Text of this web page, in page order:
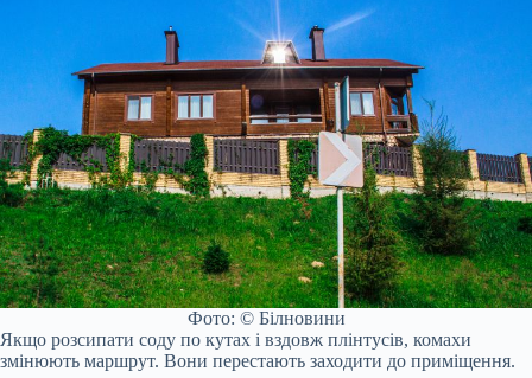
Фото: © Білновини
Якщо розсипати соду по кутах і вздовж плінтусів, комахи
змінюють маршрут. Вони перестають заходити до приміщення.